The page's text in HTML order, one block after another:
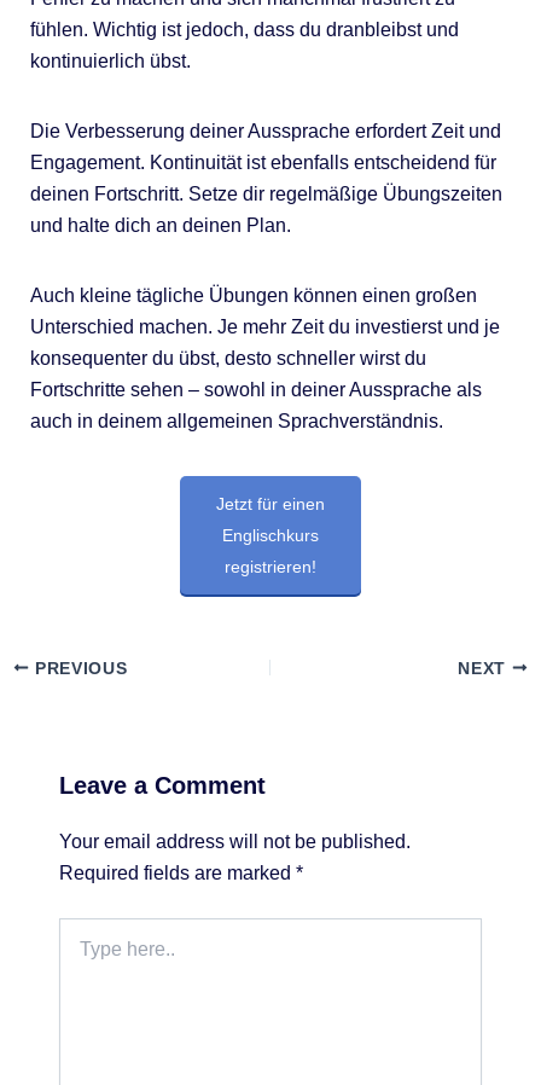
fühlen. Wichtig ist jedoch, dass du dranbleibst und
kontinuierlich übst.
Die Verbesserung deiner Aussprache erfordert Zeit und
Engagement. Kontinuität ist ebenfalls entscheidend für
deinen Fortschritt. Setze dir regelmäßige Übungszeiten
und halte dich an deinen Plan.
Auch kleine tägliche Übungen können einen großen
Unterschied machen. Je mehr Zeit du investierst und je
konsequenter du übst, desto schneller wirst du
Fortschritte sehen – sowohl in deiner Aussprache als
auch in deinem allgemeinen Sprachverständnis.
Jetzt für einen
Englischkurs
registrieren!
PREVIOUS NEXT
Leave a Comment
Your email address will not be published.
Required fields are marked *
here..